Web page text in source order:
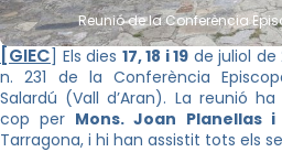
Reunió de la Conferència
[GIEC] Els dies 17, 18 i 19 de juliol
n. 231 de la Conferència
Salardú (Vall d’Aran). La reunió
cop per Mons. Joan Planellas i
Tarragona, i hi han assistit tots els